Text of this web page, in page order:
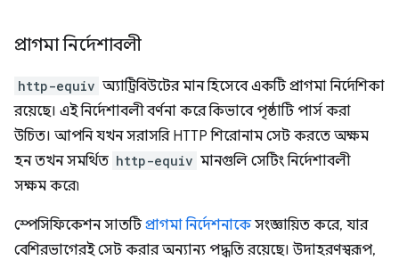
প্রাগমা নির্দেশাবলী
http-equiv অ্যাট্রিবিউটের মান হিসেবে একটি প্রাগমা নির্দেশিকা
রয়েছে। এই নির্দেশাবলী বর্ণনা করে কিভাবে পৃষ্ঠাটি পার্স করা
উচিত। আপনি যখন সরাসরি HTTP শিরোনাম সেট করতে অক্ষম
হন তখন সমর্থিত http-equiv মানগুলি সেটিং নির্দেশাবলী
সক্ষম করে৷
স্পেসিফিকেশন সাতটিপ্রাগমা নির্দেশনাকেসংজ্ঞায়িত করে, যার
বেশিরভাগেরই সেট করার অন্যান্য পদ্ধতি রয়েছে। উদাহরণস্বরূপ,